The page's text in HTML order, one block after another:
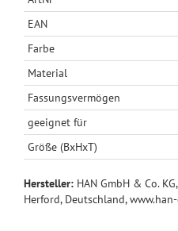
EAN
Farbe
Material
Fassungsvermögen
geeignet für
Größe (BxHxT)
Hersteller: HAN GmbH & Co.
Herford, Deutschland,